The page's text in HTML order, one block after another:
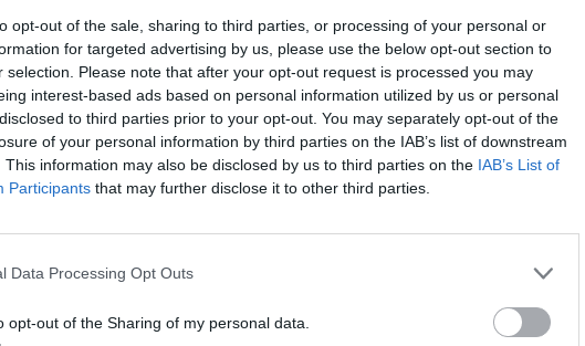
opt-out of the sale, sharing to third parties, or processing of your personal or
for targeted advertising by us, please use the below opt-out section to
selection. Please note that after your opt-out request is processed you may
interest-based ads based on personal information utilized by us or personal
to third parties prior to your opt-out. You may separately opt-out of the
of your personal information by third parties on the IAB’s list of downstream
This information may also be disclosed by us to third parties on the IAB’s List of
Participants that may further disclose it to other third parties.
Data Processing Opt Outs
opt-out of the Sharing of my personal data.
della vita dei cittadini. L’Autorità confida che le imprese del settore
ma è pronta ad intervenire qualora venissero adottate condotte lesive
tanto complesso che tiene l’intero sistema energetico in un delicato
a volte confliggenti dei diversi soggetti coinvolti, è assolutamente
Nel richiamare con forza al rispetto delle regole, l’Autorità esorta ad
una precisa azione di enforcement da parte di ARERA che sarà tanto